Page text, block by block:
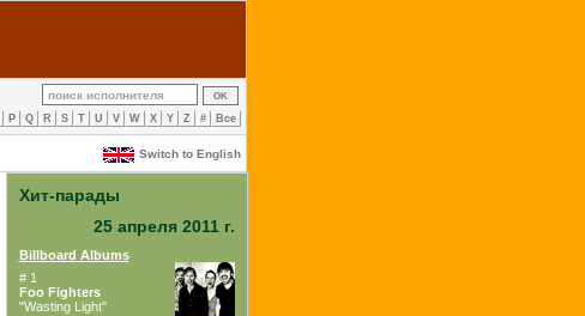
P Q R S T U V W X Y Z # Все
Switch to English
Хит-парады
25 апреля 2011 г.
Billboard Albums
# 1
Foo Fighters
"Wasting Light"